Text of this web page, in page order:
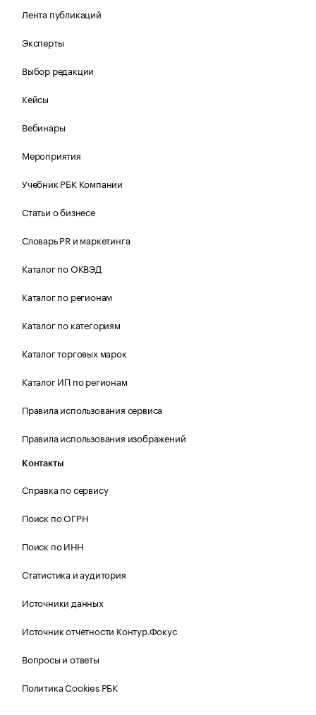
Лента публикаций
Эксперты
Выбор редакции
Кейсы
Вебинары
Мероприятия
Учебник РБК Компании
Статьи о бизнесе
Словарь PR и маркетинга
Каталог по ОКВЭД
Каталог по регионам
Каталог по категориям
Каталог торговых марок
Каталог ИП по регионам
Правила использования сервиса
Правила использования изображений
Контакты
Справка по сервису
Поиск по ОГРН
Поиск по ИНН
Статистика и аудитория
Источники данных
Источник отчетности Контур.Фокус
Вопросы и ответы
Политика Cookies РБК